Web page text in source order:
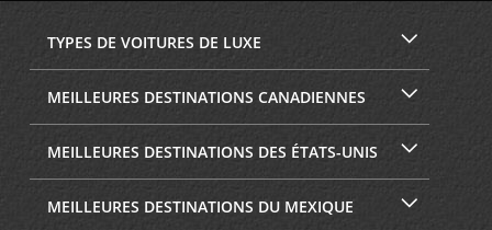
TYPES DE VOITURES DE LUXE
MEILLEURES DESTINATIONS CANADIENNES
MEILLEURES DESTINATIONS DES ÉTATS-UNIS
MEILLEURES DESTINATIONS DU MEXIQUE